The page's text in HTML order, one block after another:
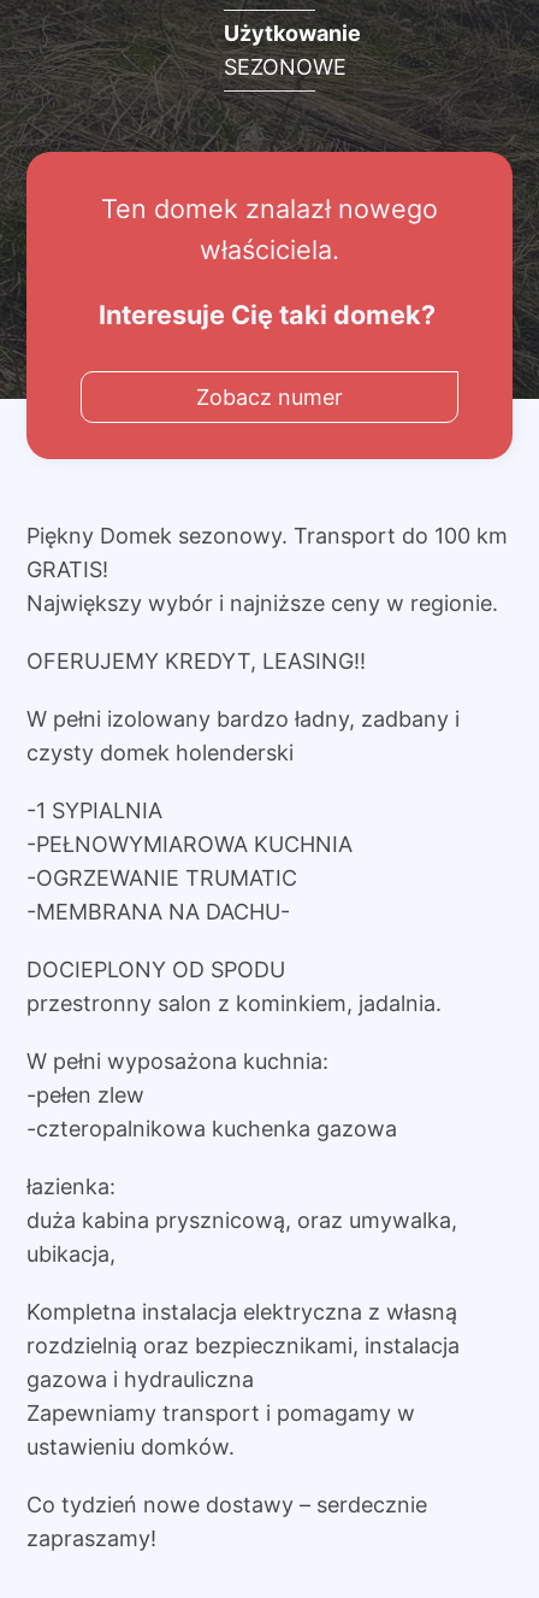
Ten domek znalazł nowego
właściciela.
Interesuje Cię taki domek?
Zobacz numer
Użytkowanie
SEZONOWE
Piękny Domek sezonowy. Transport do 100 km
GRATIS!
Największy wybór i najniższe ceny w regionie.
OFERUJEMY KREDYT, LEASING!!
W pełni izolowany bardzo ładny, zadbany i
czysty domek holenderski
-1 SYPIALNIA
-PEŁNOWYMIAROWA KUCHNIA
-OGRZEWANIE TRUMATIC
-MEMBRANA NA DACHU-
DOCIEPLONY OD SPODU
przestronny salon z kominkiem, jadalnia.
W pełni wyposażona kuchnia:
-pełen zlew
-czteropalnikowa kuchenka gazowa
łazienka:
duża kabina prysznicową, oraz umywalka,
ubikacja,
Kompletna instalacja elektryczna z własną
rozdzielnią oraz bezpiecznikami, instalacja
gazowa i hydrauliczna
Zapewniamy transport i pomagamy w
ustawieniu domków.
Co tydzień nowe dostawy – serdecznie
zapraszamy!